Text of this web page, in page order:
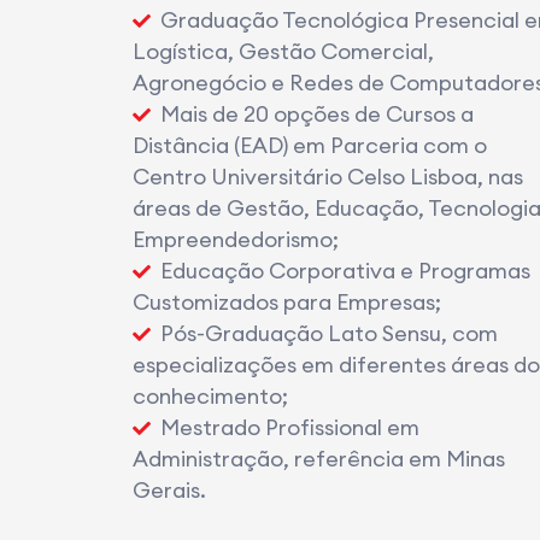
Graduação Tecnológica Presencial
Logística, Gestão Comercial,
Agronegócio e Redes de
Mais de 20 opções de Cursos a
Distância (EAD) em Parceria com o
Centro Universitário Celso Lisboa, nas
áreas de Gestão, Educação,
Empreendedorismo;
Educação Corporativa e Programas
Customizados para Empresas;
Pós-Graduação Lato Sensu, com
especializações em diferentes áreas do
conhecimento;
Mestrado Profissional em
Administração, referência em Minas
Gerais.